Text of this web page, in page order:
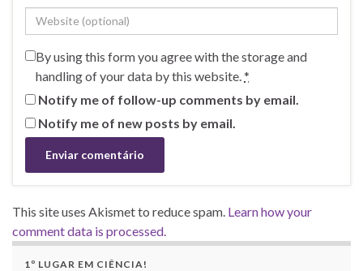
By using this form you agree with the storage and
handling of your data by this website.*
Notify me of follow-up comments by email.
Notify me of new posts by email.
This site uses Akismet to reduce spam. Learn how your
comment data is processed.
1º LUGAR EM CIÊNCIA!